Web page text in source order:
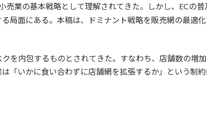
業の基本戦略として理解されてきた。しかし、ECの
局面にある。本稿は、ドミナント戦略を販売網の最適
を内包するものとされてきた。すなわち、店舗数の増
「いかに食い合わずに店舗網を拡張するか」という制